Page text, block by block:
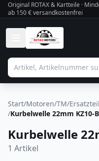
Original ROTAX & Kartteile ·
ab 150 € versandkostenfrei
Start/Motoren/TM/
/Kurbelwelle 22mm KZ10-B
Kurbelwelle
1 Artikel